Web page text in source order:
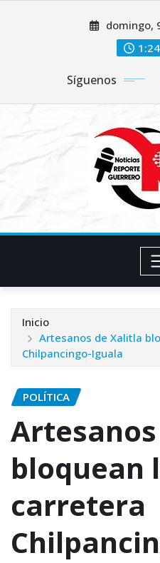
domingo,
Síguenos
Inicio
Artesanos de Xalitla
Chilpancingo-Iguala
POLÍTICA
bloquean
carretera